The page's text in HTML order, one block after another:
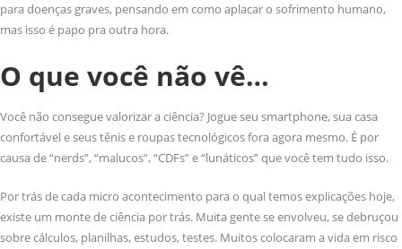
para doenças graves, pensando em como aplacar o sofrimento humano,
mas isso é papo pra outra hora.
O que você não vê…
Você não consegue valorizar a ciência? Jogue seu smartphone, sua casa
confortável e seus tênis e roupas tecnológicos fora agora mesmo. É por
causa de “nerds”, “malucos”, “CDFs” e “lunáticos” que você tem tudo isso.
Por trás de cada micro acontecimento para o qual temos explicações hoje,
existe um monte de ciência por trás. Muita gente se envolveu, se debruçou
sobre cálculos, planilhas, estudos, testes. Muitos colocaram a vida em risco